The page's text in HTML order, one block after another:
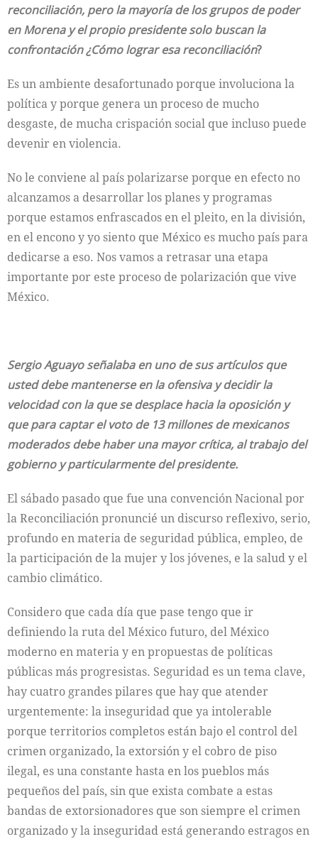
reconciliación, pero la mayoría de los grupos de poder
en Morena y el propio presidente solo buscan la
confrontación ¿Cómo lograr esa reconciliación?
Es un ambiente desafortunado porque involuciona la
política y porque genera un proceso de mucho
desgaste, de mucha crispación social que incluso puede
devenir en violencia.
No le conviene al país polarizarse porque en efecto no
alcanzamos a desarrollar los planes y programas
porque estamos enfrascados en el pleito, en la división,
en el encono y yo siento que México es mucho país para
dedicarse a eso. Nos vamos a retrasar una etapa
importante por este proceso de polarización que vive
México.
Sergio Aguayo señalaba en uno de sus artículos que
usted debe mantenerse en la ofensiva y decidir la
velocidad con la que se desplace hacia la oposición y
que para captar el voto de 13 millones de mexicanos
moderados debe haber una mayor crítica, al trabajo del
gobierno y particularmente del presidente.
El sábado pasado que fue una convención Nacional por
la Reconciliación pronuncié un discurso reflexivo, serio,
profundo en materia de seguridad pública, empleo, de
la participación de la mujer y los jóvenes, e la salud y el
cambio climático.
Considero que cada día que pase tengo que ir
definiendo la ruta del México futuro, del México
moderno en materia y en propuestas de políticas
públicas más progresistas. Seguridad es un tema clave,
hay cuatro grandes pilares que hay que atender
urgentemente: la inseguridad que ya intolerable
porque territorios completos están bajo el control del
crimen organizado, la extorsión y el cobro de piso
ilegal, es una constante hasta en los pueblos más
pequeños del país, sin que exista combate a estas
bandas de extorsionadores que son siempre el crimen
organizado y la inseguridad está generando estragos en